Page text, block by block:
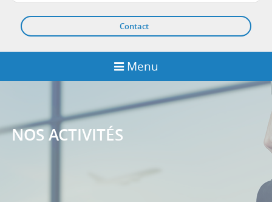
Contact
Menu
NOS ACTIVITÉS